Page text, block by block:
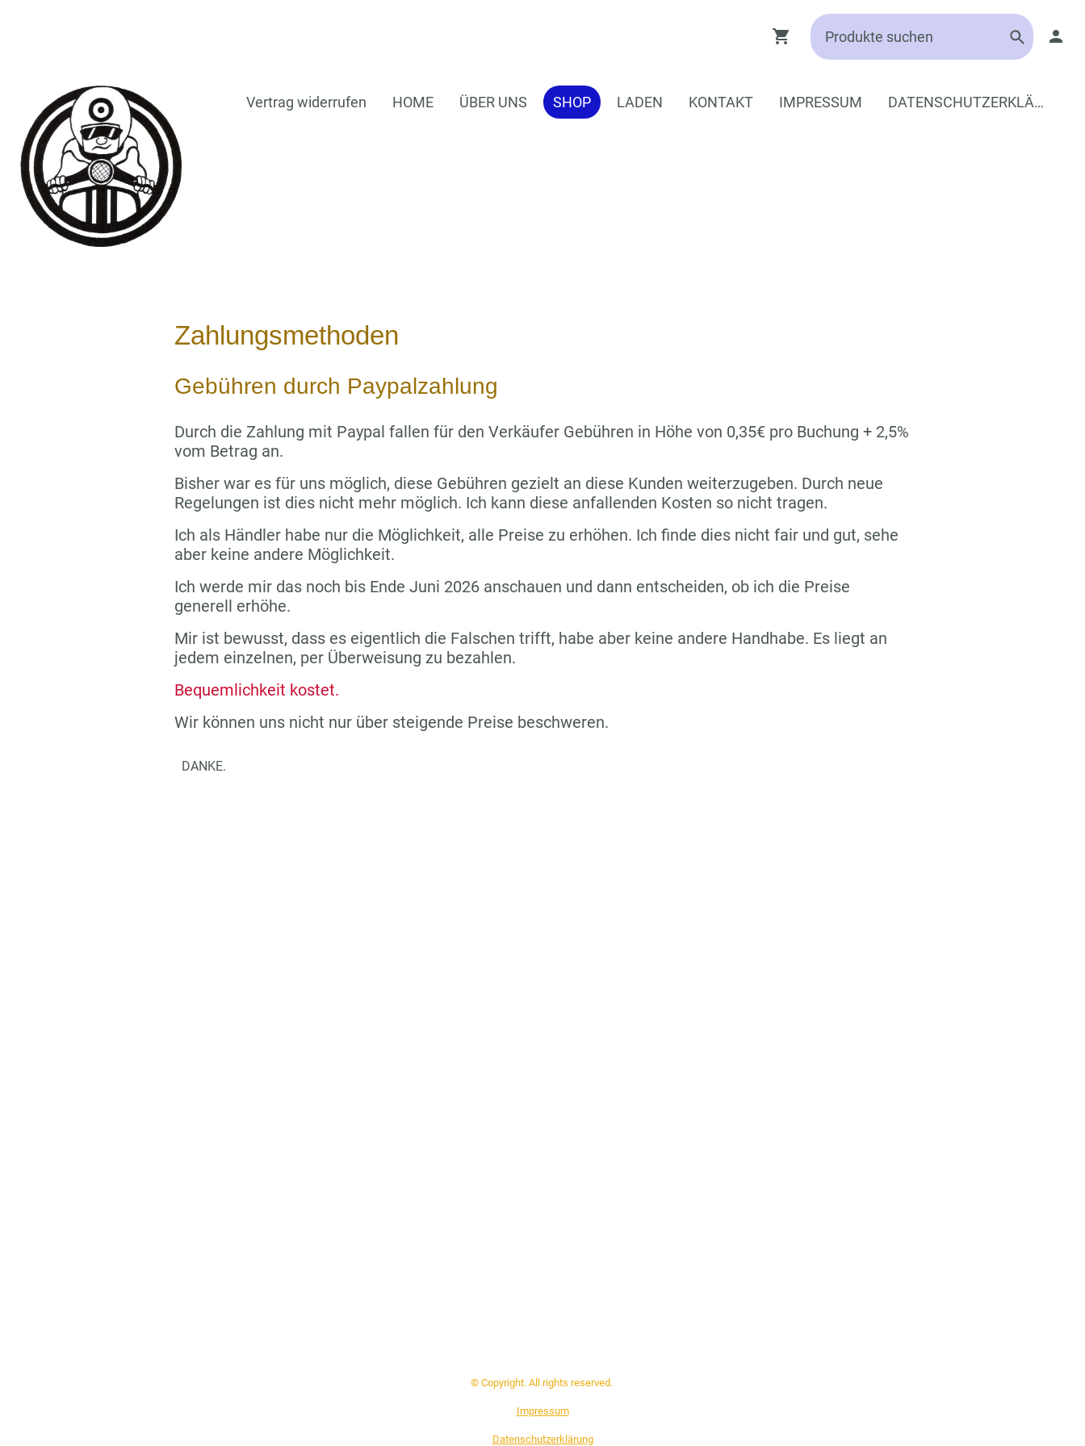
Vertrag widerrufen HOME ÜBER UNS SHOP LADEN KONTAKT IMPRESSUM DATENSCHUTZERKLÄRUNG
Zahlungsmethoden
Gebühren durch Paypalzahlung
Durch die Zahlung mit Paypal fallen für den Verkäufer Gebühren in Höhe von 0,35€ pro Buchung + 2,5%
vom Betrag an.
Bisher war es für uns möglich, diese Gebühren gezielt an diese Kunden weiterzugeben. Durch neue
Regelungen ist dies nicht mehr möglich. Ich kann diese anfallenden Kosten so nicht tragen.
Ich als Händler habe nur die Möglichkeit, alle Preise zu erhöhen. Ich finde dies nicht fair und gut, sehe
aber keine andere Möglichkeit.
Ich werde mir das noch bis Ende Juni 2026 anschauen und dann entscheiden, ob ich die Preise
generell erhöhe.
Mir ist bewusst, dass es eigentlich die Falschen trifft, habe aber keine andere Handhabe. Es liegt an
jedem einzelnen, per Überweisung zu bezahlen.
Bequemlichkeit kostet.
Wir können uns nicht nur über steigende Preise beschweren.
DANKE.
© Copyright. All rights reserved.
Impressum
Datenschutzerklärung